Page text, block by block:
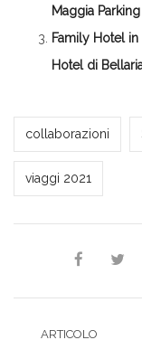
Maggia Parking
Family Hotel
Hotel di
Milena Marchioni
collaborazioni
viaggi 2021
ARTICOLO